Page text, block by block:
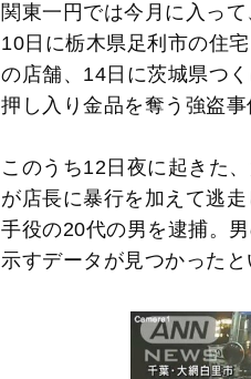
関東一円では今月に入っ
10日に栃木県足利市の住
の店舗、14日に茨城県つ
押し入り金品を奪う強盗事
このうち12日夜に起きた
が店長に暴行を加えて逃
手役の20代の男を逮捕。
示すデータが見つかったと